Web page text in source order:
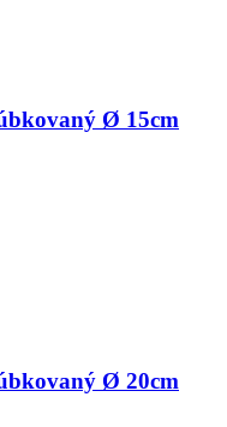
Ø 15cm
Ø 20cm